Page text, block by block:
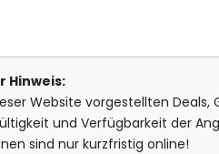
Hinweis:
Website vorgestellten
und Verfügbarkeit der
sind nur kurzfristig online!